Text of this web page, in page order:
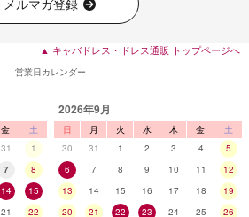
▲ キャバドレス・ドレス通販 トップページへ
営業日カレンダー
金
土
31
1
7
8
14
15
21
22
2026年9月
日 月 火 水 木 金
土
30
31 1 2 3 4
5
6
7 8 9 10 11
12
13
14 15 16 17 18
19
20
21 22 23 24 25
26